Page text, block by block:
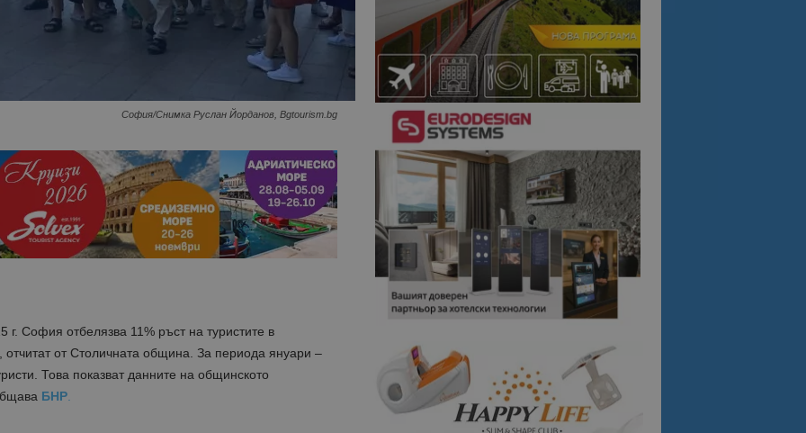
София/Снимка Руслан Йорданов, Bgtourism.bg
София отбелязва 11% ръст на туристите в
от Столичната община. За периода януари –
Това показват данните на общинското
БНР.